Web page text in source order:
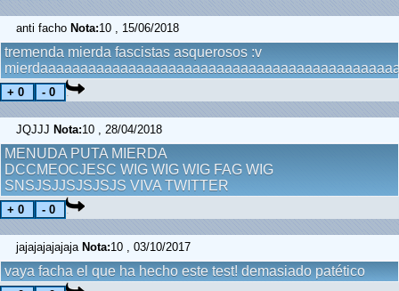
anti facho Nota:10 , 15/06/2018
tremenda mierda fascistas asquerosos :v
JQJJJ Nota:10 , 28/04/2018
MENUDA PUTA MIERDA
DCCMEOCJESC WIG WIG WIG FAG WIG
SNSJSJJSJSJSJS VIVA TWITTER
jajajajajajaja Nota:10 , 03/10/2017
vaya facha el que ha hecho este test! demasiado patético